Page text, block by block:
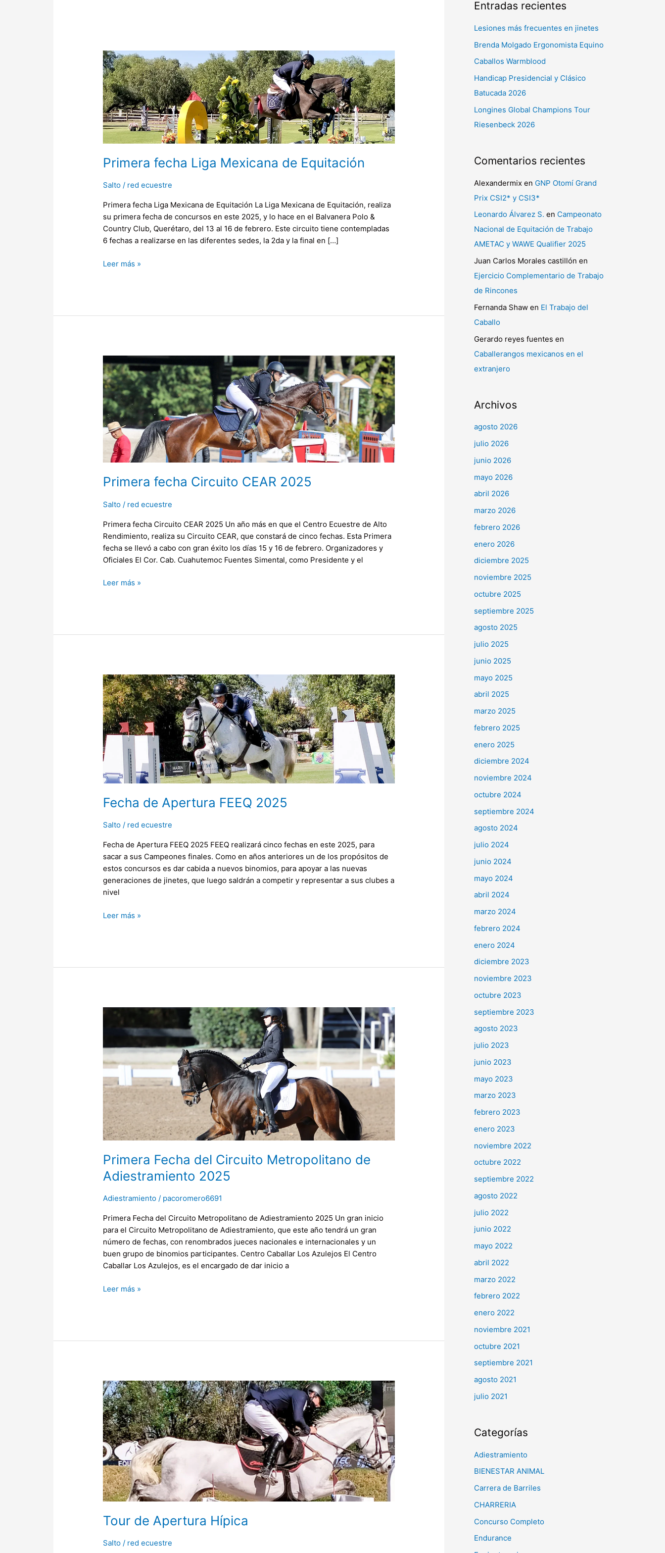
Primera fecha Liga Mexicana de Equitación
Salto / red ecuestre
Primera fecha Liga Mexicana de Equitación La Liga Mexicana de Equitación, realiza
su primera fecha de concursos en este 2025, y lo hace en el Balvanera Polo &
Country Club, Querétaro, del 13 al 16 de febrero. Este circuito tiene contempladas
6 fechas a realizarse en las diferentes sedes, la 2da y la final en […]
Primera
fecha
Liga
Mexicana
de
Equitación
Leer más »
Primera fecha Circuito CEAR 2025
Salto / red ecuestre
Primera fecha Circuito CEAR 2025 Un año más en que el Centro Ecuestre de Alto
Rendimiento, realiza su Circuito CEAR, que constará de cinco fechas. Esta Primera
fecha se llevó a cabo con gran éxito los días 15 y 16 de febrero. Organizadores y
Oficiales El Cor. Cab. Cuahutemoc Fuentes Simental, como Presidente y el
Primera
fecha
Circuito
CEAR
2025
Leer más »
Fecha de Apertura FEEQ 2025
Salto / red ecuestre
Fecha de Apertura FEEQ 2025 FEEQ realizará cinco fechas en este 2025, para
sacar a sus Campeones finales. Como en años anteriores un de los propósitos de
estos concursos es dar cabida a nuevos binomios, para apoyar a las nuevas
generaciones de jinetes, que luego saldrán a competir y representar a sus clubes a
nivel
Fecha
de
Apertura
FEEQ
2025
Leer más »
Primera Fecha del Circuito Metropolitano de
Adiestramiento 2025
Adiestramiento / pacoromero6691
Primera Fecha del Circuito Metropolitano de Adiestramiento 2025 Un gran inicio
para el Circuito Metropolitano de Adiestramiento, que este año tendrá un gran
número de fechas, con renombrados jueces nacionales e internacionales y un
buen grupo de binomios participantes. Centro Caballar Los Azulejos El Centro
Caballar Los Azulejos, es el encargado de dar inicio a
Primera
Fecha
Circuito
Metropolitano
de
Adiestramiento
2025
Leer más »
Tour de Apertura Hípica
Salto / red ecuestre
Tour
de
Apertura
Hípica
c
a
r
Entradas recientes
Lesiones más frecuentes en jinetes
Brenda Molgado Ergonomista Equino
Caballos Warmblood
Handicap Presidencial y Clásico
Batucada 2026
Longines Global Champions Tour
Riesenbeck 2026
Comentarios recientes
Alexandermix en GNP Otomí Grand
Prix CSI2* y CSI3*
Leonardo Álvarez S. en Campeonato
Nacional de Equitación de Trabajo
AMETAC y WAWE Qualifier 2025
Juan Carlos Morales castillón en
Ejercicio Complementario de Trabajo
de Rincones
Fernanda Shawen El Trabajo del
Caballo
Gerardo reyes fuentes en
Caballerangos mexicanos en el
extranjero
Archivos
agosto 2026
julio 2026
junio 2026
mayo 2026
abril 2026
marzo 2026
febrero 2026
enero 2026
diciembre 2025
noviembre 2025
octubre 2025
septiembre 2025
agosto 2025
julio 2025
junio 2025
mayo 2025
abril 2025
marzo 2025
febrero 2025
enero 2025
diciembre 2024
noviembre 2024
octubre 2024
septiembre 2024
agosto 2024
julio 2024
junio 2024
mayo 2024
abril 2024
marzo 2024
febrero 2024
enero 2024
diciembre 2023
noviembre 2023
octubre 2023
septiembre 2023
agosto 2023
julio 2023
junio 2023
mayo 2023
marzo 2023
febrero 2023
enero 2023
noviembre 2022
octubre 2022
septiembre 2022
agosto 2022
julio 2022
junio 2022
mayo 2022
abril 2022
marzo 2022
febrero 2022
enero 2022
noviembre 2021
octubre 2021
septiembre 2021
agosto 2021
julio 2021
Categorías
Adiestramiento
BIENESTAR ANIMAL
Carrera de Barriles
CHARRERIA
Concurso Completo
Endurance